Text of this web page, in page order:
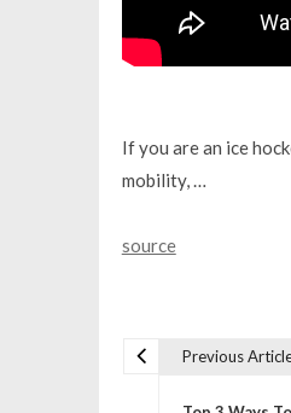
If you are an ice
mobility, …
source
Previous